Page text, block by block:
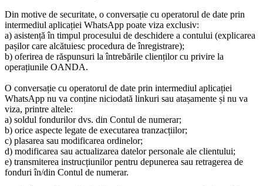
Din motive de securitate, o conversație cu operatorul de date prin
intermediul aplicației WhatsApp poate viza exclusiv:
a) asistență în timpul procesului de deschidere a contului (explicarea
pașilor care alcătuiesc procedura de înregistrare);
b) oferirea de răspunsuri la întrebările clienților cu privire la
operațiunile OANDA.
O conversație cu operatorul de date prin intermediul aplicației
WhatsApp nu va conține niciodată linkuri sau atașamente și nu va
viza, printre altele:
a) soldul fondurilor dvs. din Contul de numerar;
b) orice aspecte legate de executarea tranzacțiilor;
c) plasarea sau modificarea ordinelor;
d) modificarea sau actualizarea datelor personale ale clientului;
e) transmiterea instrucțiunilor pentru depunerea sau retragerea de
fonduri în/din Contul de numerar.